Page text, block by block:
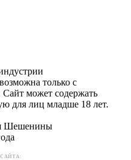
только с
Сайт может содержать
для лиц младше 18 лет.
Шешенины